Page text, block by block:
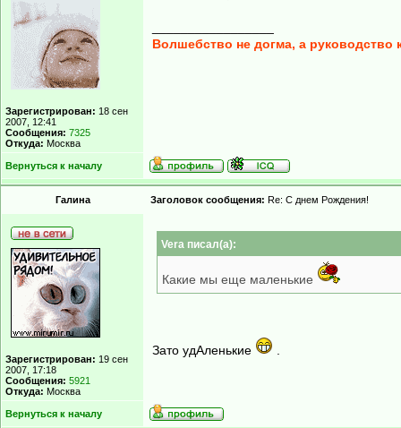
Зарегистрирован: 18 сен
2007, 12:41
Сообщения: 7325
Откуда: Москва
Волшебство не догма, а руководство
Вернуться к началу
Гaлинa Заголовок сообщения: Re: С днем Рождения!
Зарегистрирован: 19 сен
2007, 17:18
Сообщения: 5921
Откуда: Москва
Vera писал(а):
Какие мы еще маленькие
Зато удАленькие
Вернуться к началу